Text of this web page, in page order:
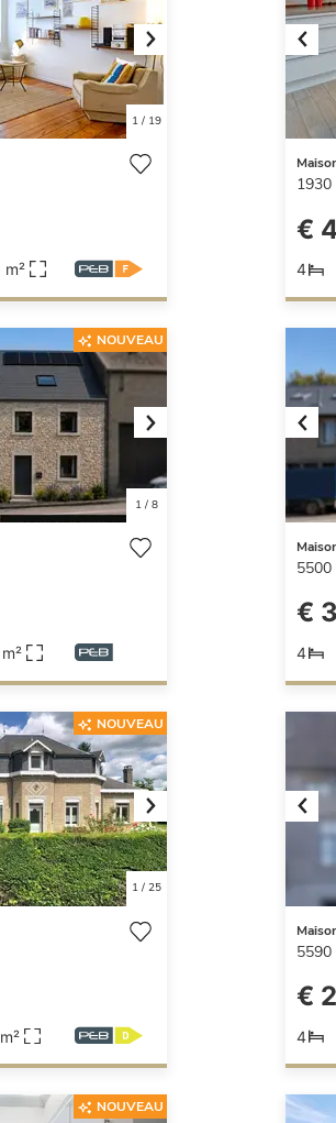
Next
1/ 19
m²
1930
€
4
Next
1/ 8
NOUVEAU
5500
€
4
Next
1/ 25
NOUVEAU
5590
€
4
NOUVEAU